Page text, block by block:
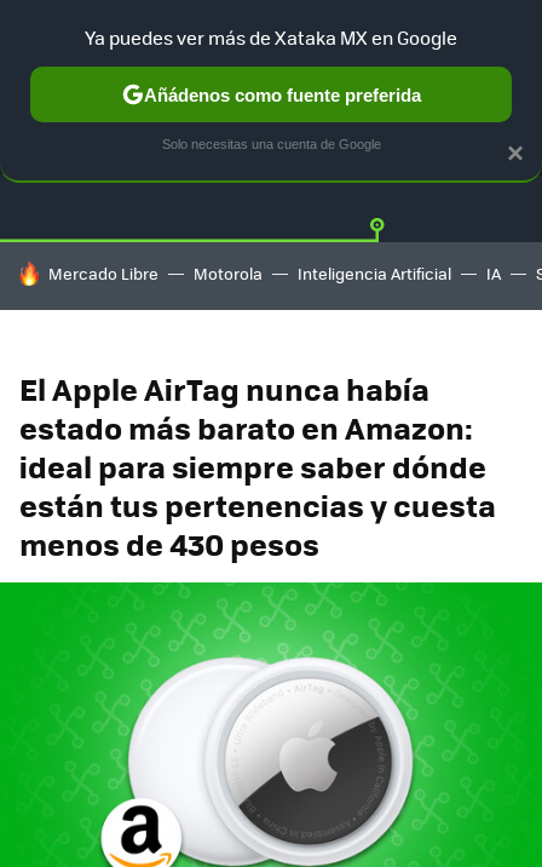
GUÍA DE COMPRAS MERCADO LIBRE
HOY SE HABLA DE
Mercado Libre Motorola Inteligencia Artificial IA
El Apple AirTag nunca había
estado más barato en Amazon:
ideal para siempre saber dónde
están tus pertenencias y cuesta
menos de 430 pesos
×
Ya puedes ver más de Xataka MX en Google
Añádenos como fuente preferida
Solo necesitas una cuenta de Google